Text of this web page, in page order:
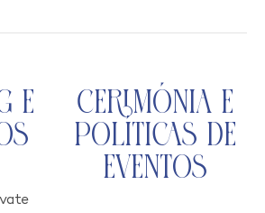
e
Cerimónia e
Políticas de
Eventos